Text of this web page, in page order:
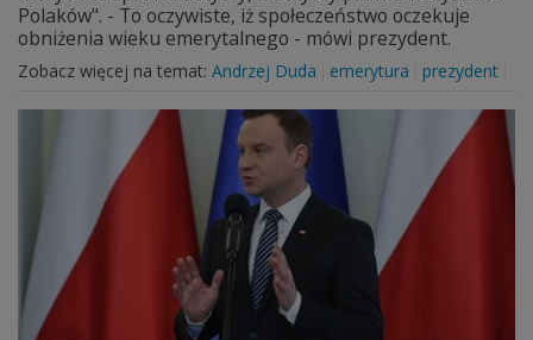
Polaków". - To oczywiste, iż społeczeństwo oczekuje
obniżenia wieku emerytalnego - mówi prezydent.
Zobacz więcej na temat: Andrzej Duda emerytura prezydent